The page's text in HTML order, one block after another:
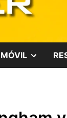
MÓVIL SHOW